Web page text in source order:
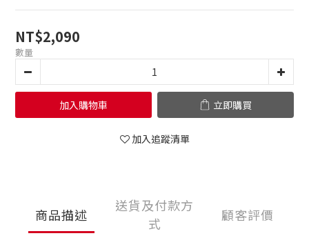
NT$2,090
數量
加入購物車 立即購買
加入追蹤清單
商品描述
送貨及付款方
式
顧客評價